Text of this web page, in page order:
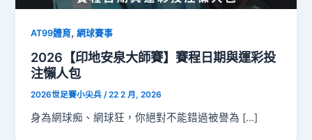
AT99體育,網球賽事
2026【印地安泉大師賽】賽程日期與運彩投
注懶人包
2026世足賽小尖兵/22 2 月, 2026
身為網球痴、網球狂，你絕對不能錯過被譽為 […]